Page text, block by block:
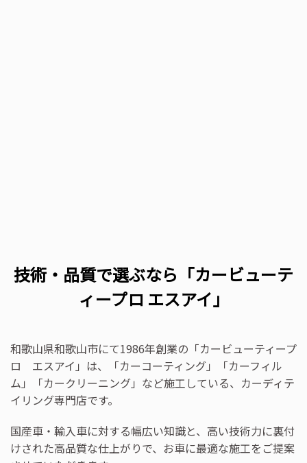
技術・品質で選ぶなら「カービューテ
ィープロ エスアイ」
和歌山県和歌山市にて1986年創業の「カービューティープ
ロ エスアイ」は、「カーコーティング」「カーフィル
ム」「カークリーニング」など施工している、カーディテ
イリング専門店です。
国産車・輸入車に対する幅広い知識と、高い技術力に裏付
けされた高品質な仕上がりで、お車に最適な施工をご提案